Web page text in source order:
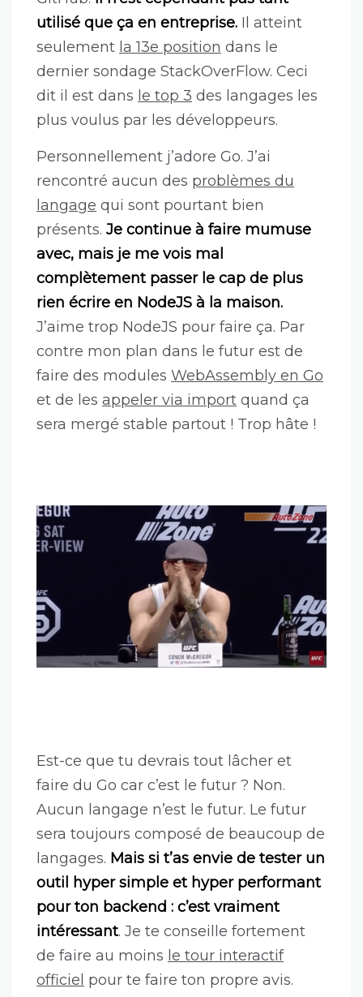
utilisé que ça en entreprise. Il atteint
seulement la 13e position dans le
dernier sondage StackOverFlow. Ceci
dit il est dans le top 3 des langages les
plus voulus par les développeurs.
Personnellement j’adore Go. J’ai
rencontré aucun des problèmes du
langage qui sont pourtant bien
présents. Je continue à faire mumuse
avec, mais je me vois mal
complètement passer le cap de plus
rien écrire en NodeJS à la maison.
J’aime trop NodeJS pour faire ça. Par
contre mon plan dans le futur est de
faire des modules WebAssembly en Go
et de les appeler via import quand ça
sera mergé stable partout ! Trop hâte !
Est-ce que tu devrais tout lâcher et
faire du Go car c’est le futur ? Non.
Aucun langage n’est le futur. Le futur
sera toujours composé de beaucoup de
langages. Mais si t’as envie de tester un
outil hyper simple et hyper performant
pour ton backend : c’est vraiment
intéressant. Je te conseille fortement
de faire au moins le tour interactif
officiel pour te faire ton propre avis.